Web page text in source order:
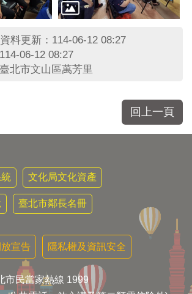
資料更新：114-06-12 08:27
06-12 08:27
北市文山區萬芳里
回上一頁
文化局文化資產
臺北市鄰長名冊
宣告 隱私權及資訊安全
市民當家熱線 1999